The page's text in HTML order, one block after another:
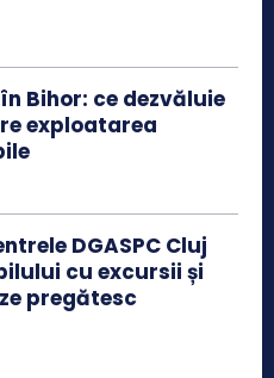
Bihor: ce dezvăluie
exploatarea
DGASPC Cluj
cu excursii și
pregătesc